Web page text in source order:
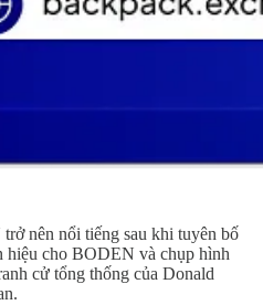
nên nổi tiếng sau khi tuyên bố
hiệu cho BODEN và chụp hình
cử tổng thống của Donald